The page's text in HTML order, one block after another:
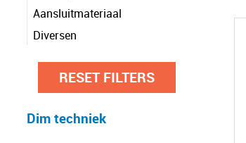
Aansluitmateriaal
Diversen
RESET FILTERS
Dim techniek